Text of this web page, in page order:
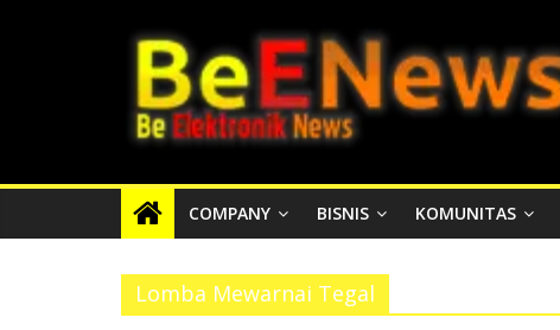
BEENEWS.ID
Media
Informasi
Nasional
dan
Internasional
COMPANY BISNIS KOMUNITAS
Lomba Mewarnai Tegal